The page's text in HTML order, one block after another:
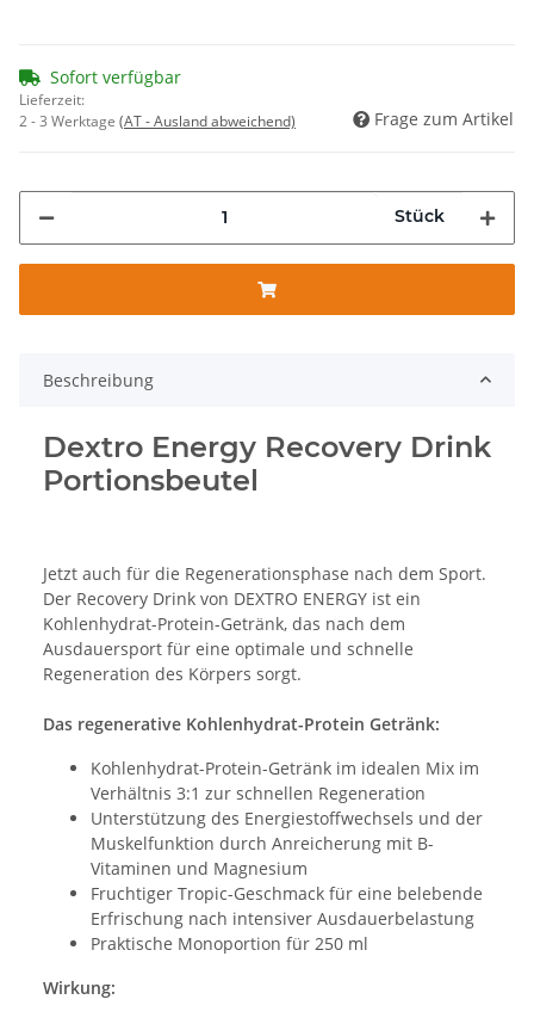
Sofort verfügbar
Lieferzeit:
2 - 3 Werktage (AT - Ausland abweichend) Frage zum Artikel
Stück
Beschreibung
Dextro Energy Recovery Drink
Portionsbeutel
Jetzt auch für die Regenerationsphase nach dem Sport.
Der Recovery Drink von DEXTRO ENERGY ist ein
Kohlenhydrat-Protein-Getränk, das nach dem
Ausdauersport für eine optimale und schnelle
Regeneration des Körpers sorgt.
Das regenerative Kohlenhydrat-Protein Getränk:
Kohlenhydrat-Protein-Getränk im idealen Mix im
Verhältnis 3:1 zur schnellen Regeneration
Unterstützung des Energiestoffwechsels und der
Muskelfunktion durch Anreicherung mit B-
Vitaminen und Magnesium
Fruchtiger Tropic-Geschmack für eine belebende
Erfrischung nach intensiver Ausdauerbelastung
Praktische Monoportion für 250 ml
Wirkung: